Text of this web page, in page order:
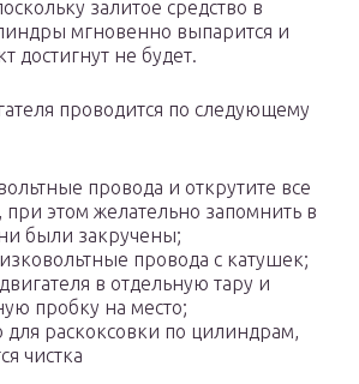
залитое средство в
мгновенно выпарится и
не будет.
проводится по следующему
провода и открутите все
при этом желательно запомнить в
были закручены;
провода с катушек;
в отдельную тару и
пробку на место;
для раскоксовки по цилиндрам,
чистка